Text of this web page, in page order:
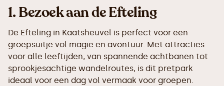
1.Bezoek aan de Efteling
De Efteling in Kaatsheuvel is perfect voor een
groepsuitje vol magie en avontuur. Met attracties
voor alle leeftijden, van spannende achtbanen tot
sprookjesachtige wandelroutes, is dit pretpark
ideaal voor een dag vol vermaak voor groepen.